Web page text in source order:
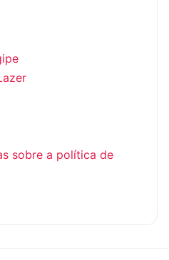
sobre a política de